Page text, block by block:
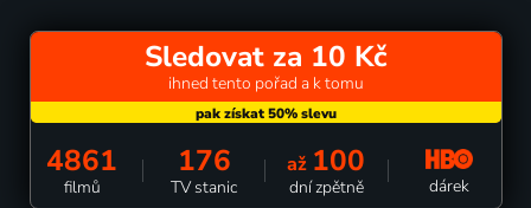
Sledovat za 10 Kč
ihned tento pořad a k tomu
4861
filmů
176
TV stanic
až 100
dní zpětně dárek